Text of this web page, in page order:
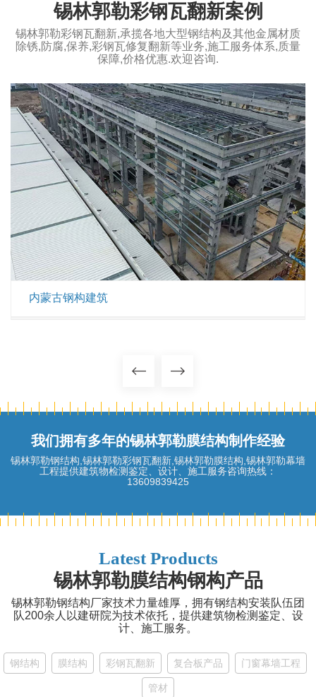
锡林郭勒彩钢瓦翻新案例
锡林郭勒彩钢瓦翻新,承揽各地大型钢结构及其他金属材质
除锈,防腐,保养,彩钢瓦修复翻新等业务,施工服务体系,质量
保障,价格优惠.欢迎咨询.
内蒙古钢构建筑
我们拥有多年的锡林郭勒膜结构制作经验
锡林郭勒钢结构,锡林郭勒彩钢瓦翻新,锡林郭勒膜结构,锡林郭勒幕墙
工程提供建筑物检测鉴定、设计、施工服务咨询热线：
13609839425
Latest Products
锡林郭勒膜结构钢构产品
锡林郭勒钢结构厂家技术力量雄厚，拥有钢结构安装队伍团
队200余人以建研院为技术依托，提供建筑物检测鉴定、设
计、施工服务。
钢结构 膜结构 彩钢瓦翻新 复合板产品 门窗幕墙工程
管材